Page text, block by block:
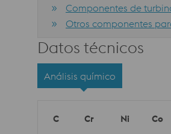
Componentes de
Otros componentes
Datos técnicos
Análisis químico
C Cr Ni Co